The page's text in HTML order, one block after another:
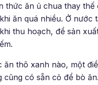
thức ăn ủ chua thay
ăn quá nhiều. Ở nước
thu hoạch, để sản
thô xanh nào, một
có sẵn cỏ để bò ăn.